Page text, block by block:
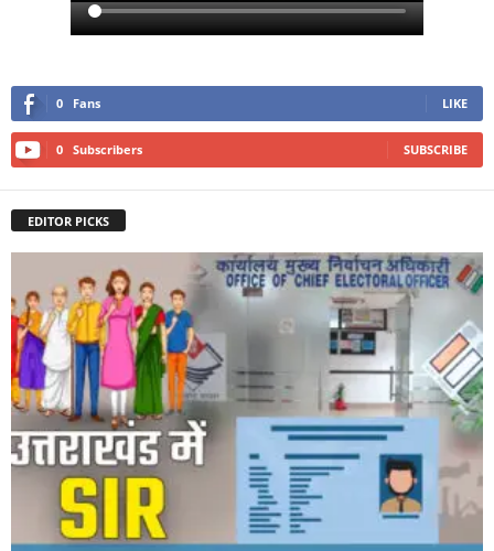
0 Fans LIKE
0 Subscribers SUBSCRIBE
EDITOR PICKS